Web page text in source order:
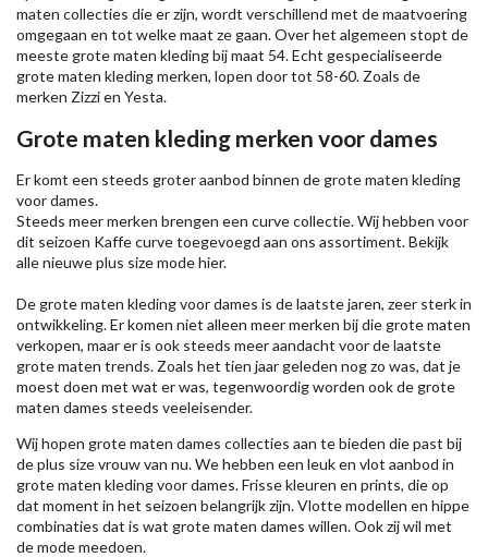
maten collecties die er zijn, wordt verschillend met de maatvoering
omgegaan en tot welke maat ze gaan. Over het algemeen stopt de
meeste grote maten kleding bij maat 54. Echt gespecialiseerde
grote maten kleding merken, lopen door tot 58-60. Zoals de
merken Zizzien Yesta.
Grote maten kleding merken voor dames
Er komt een steeds groter aanbod binnen de grote maten kleding
voor dames.
Steeds meer merken brengen een curve collectie. Wij hebben voor
dit seizoen Kaffecurve toegevoegd aan ons assortiment. Bekijk
alle nieuweplus size modehier.
De grote maten kleding voor dames is de laatste jaren, zeer sterk in
ontwikkeling. Er komen niet alleen meer merken bij die grote maten
verkopen, maar er is ook steeds meer aandacht voor de laatste
grote maten trends. Zoals het tien jaar geleden nog zo was, dat je
moest doen met wat er was, tegenwoordig worden ook de grote
maten dames steeds veeleisender.
Wij hopen grote maten dames collecties aan te bieden die past bij
de plus size vrouw van nu. We hebben een leuk en vlot aanbod in
grote maten kleding voor dames. Frisse kleuren en prints, die op
dat moment in het seizoen belangrijk zijn. Vlotte modellen en hippe
combinaties dat is wat grote maten dames willen. Ook zij wil met
de mode meedoen.